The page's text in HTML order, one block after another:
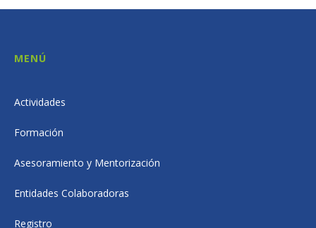
MENÚ
Actividades
Formación
Asesoramiento y Mentorización
Entidades Colaboradoras
Registro